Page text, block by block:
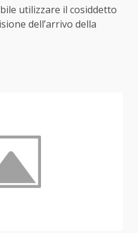
utilizzare il cosiddetto
dell’arrivo della